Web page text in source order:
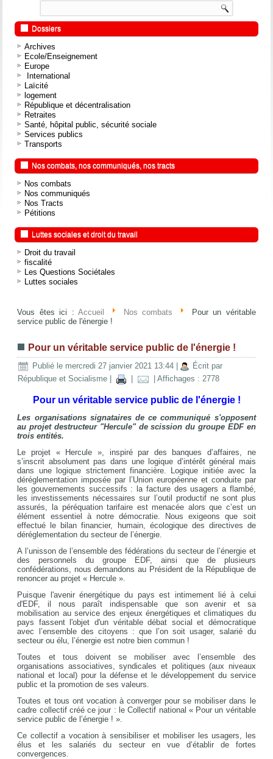
Dossiers
Archives
Ecole/Enseignement
Europe
International
Laïcité
logement
République et décentralisation
Retraites
Santé, hôpital public, sécurité sociale
Services publics
Transports
Nos combats, nos communiqués, nos tracts
Nos combats
Nos communiqués
Nos Tracts
Pétitions
Luttes sociales et droit du travail
Droit du travail
fiscalité
Les Questions Sociétales
Luttes sociales
Vous êtes ici :Accueil Nos combats
Pour un véritable
service public de l'énergie !
Pour un véritable service public de l'énergie !
Publié le mercredi 27 janvier 2021 13:44
Écrit par
République et Socialisme
| Affichages : 2778
Pour un véritable service public de l'énergie !
Les organisations signataires de ce communiqué s'opposent
au projet destructeur "Hercule" de scission du groupe EDF en
trois entités.
Le projet « Hercule », inspiré par des banques d’affaires, ne
s’inscrit absolument pas dans une logique d’intérêt général mais
dans une logique strictement financière. Logique initiée avec la
déréglementation imposée par l’Union européenne et conduite par
les gouvernements successifs : la facture des usagers a flambé,
les investissements nécessaires sur l’outil productif ne sont plus
assurés, la péréquation tarifaire est menacée alors que c’est un
élément essentiel à notre démocratie. Nous exigeons que soit
effectué le bilan financier, humain, écologique des directives de
déréglementation du secteur de l’énergie.
A l’unisson de l’ensemble des fédérations du secteur de l’énergie et
des personnels du groupe EDF, ainsi que de plusieurs
confédérations, nous demandons au Président de la République de
renoncer au projet « Hercule ».
Puisque l'avenir énergétique du pays est intimement lié à celui
d'EDF, il nous paraît indispensable que son avenir et sa
mobilisation au service des enjeux énergétiques et climatiques du
pays fassent l'objet d'un véritable débat social et démocratique
avec l’ensemble des citoyens : que l’on soit usager, salarié du
secteur ou élu, l’énergie est notre bien commun !
Toutes et tous doivent se mobiliser avec l’ensemble des
organisations associatives, syndicales et politiques (aux niveaux
national et local) pour la défense et le développement du service
public et la promotion de ses valeurs.
Toutes et tous ont vocation à converger pour se mobiliser dans le
cadre collectif créé ce jour : le Collectif national « Pour un véritable
service public de l’énergie ! ».
Ce collectif a vocation à sensibiliser et mobiliser les usagers, les
élus et les salariés du secteur en vue d’établir de fortes
convergences.